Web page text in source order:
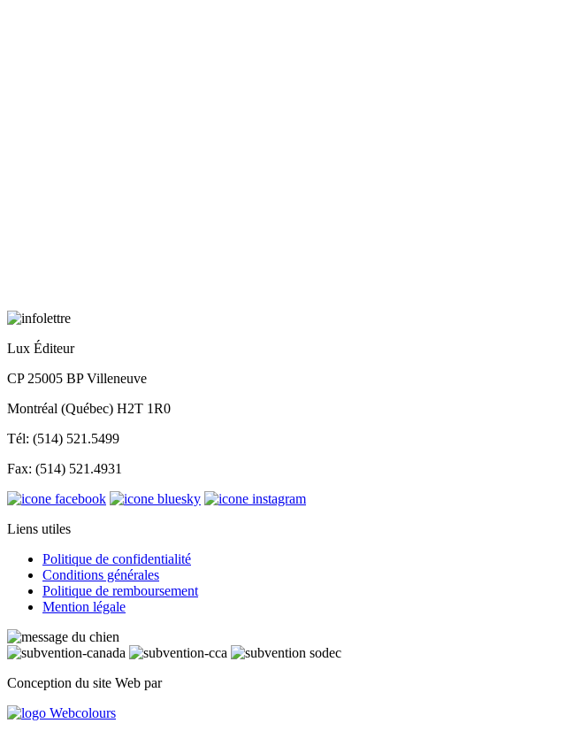
Lux Éditeur
CP 25005 BP Villeneuve
Montréal (Québec) H2T 1R0
Tél: (514) 521.5499
Fax: (514) 521.4931
Liens utiles
Politique de confidentialité
Conditions générales
Politique de remboursement
Mention légale
Conception du site Web par